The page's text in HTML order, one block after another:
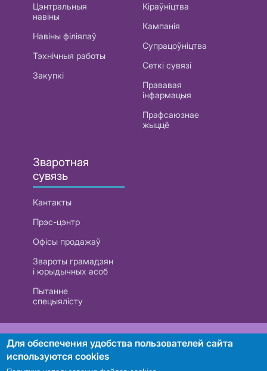
Цэнтральныя
навіны
Навіны філіялаў
Тэхнічныя работы
Закупкі
Кіраўніцтва
Кампанія
Супрацоўніцтва
Сеткі сувязі
Прававая
інфармацыя
Прафсаюзнае
жыццё
Зваротная
сувязь
Кантакты
Прэс-цэнтр
Офісы продажаў
Звароты грамадзян
і юрыдычных асоб
Пытанне
спецыялісту
РУП «Белтэлекам». УНП 101007741
Для обеспечения удобства пользователей сайта
используются cookies